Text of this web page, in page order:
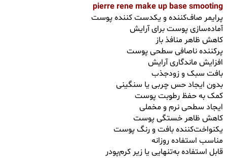
pierre rene make up base smooting
پرایمر صاف‌کننده و یکدست کننده پوست
آماده‌سازی پوست برای آرایش
کاهش ظاهر منافذ باز
پرکننده ناصافی‌ سطحی پوست
افزایش ماندگاری آرایش
بافت سبک و زودجذب
بدون ایجاد حس چربی یا سنگینی
کمک به حفظ رطوبت پوست
ایجاد سطحی نرم و مخملی
کاهش ظاهر خستگی پوست
یکنواخت‌کننده بافت و رنگ پوست
مناسب استفاده روزانه
قابل استفاده به‌تنهایی یا زیر کرم‌پودر